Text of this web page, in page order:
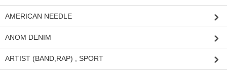
AMERICAN NEEDLE
ANOM DENIM
ARTIST (BAND,RAP) , SPORT